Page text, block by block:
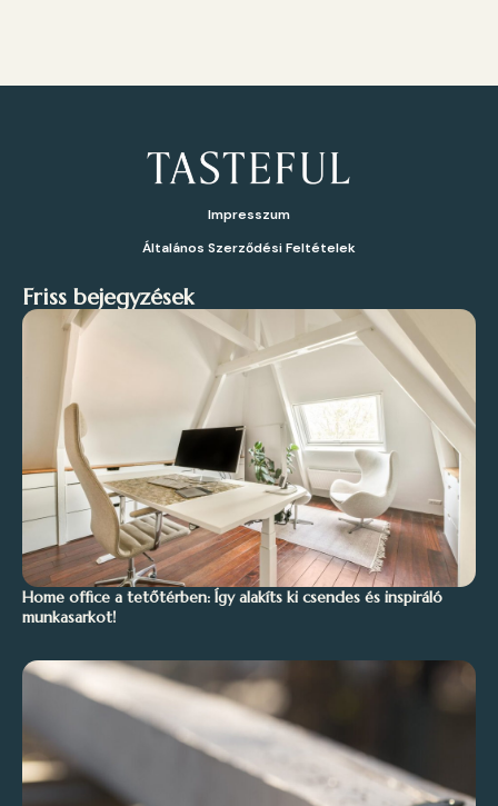
Impresszum
Általános Szerződési Feltételek
Friss bejegyzések
Home office a tetőtérben: Így alakíts ki csendes és inspiráló
munkasarkot!